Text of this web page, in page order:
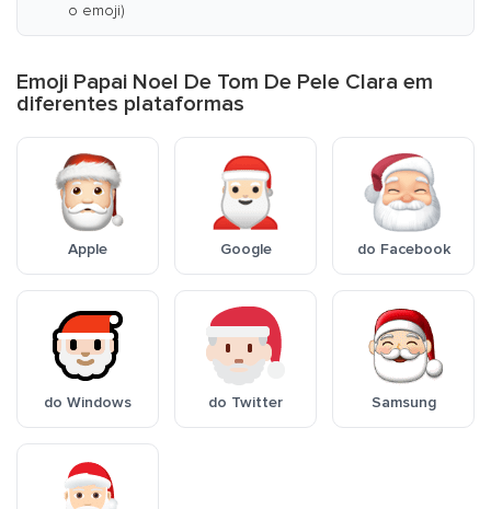
o emoji)
Emoji Papai Noel De Tom De Pele Clara em
diferentes plataformas
Apple Google do Facebook
do Windows do Twitter Samsung